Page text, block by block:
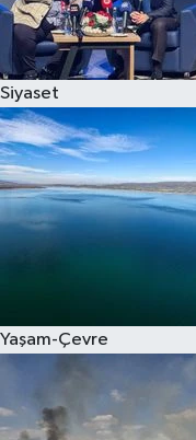
Siyaset
Yaşam-Çevre
Spor
Çocuk
Eğitim
Kim kimdir?
Kültür Sanat